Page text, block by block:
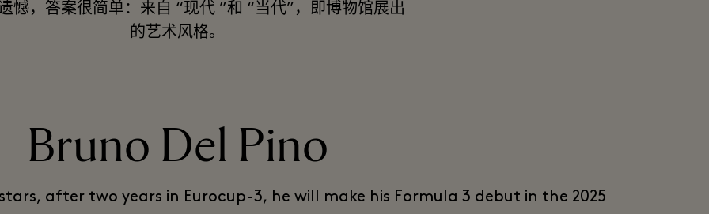
憾，答案很简单：来自 “现代 ”和 “当代”，即博物馆展出
的艺术风格。
Bruno Del Pino
after two years in Eurocup-3, he will make his Formula 3 debut in the 2025